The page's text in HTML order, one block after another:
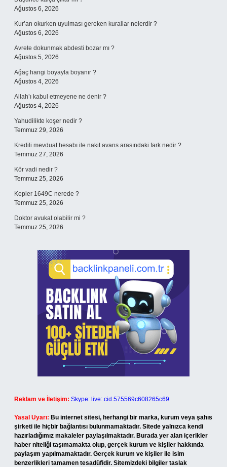
Ağustos 6, 2026
Kur’an okurken uyulması gereken kurallar nelerdir ?
Ağustos 6, 2026
Avrete dokunmak abdesti bozar mı ?
Ağustos 5, 2026
Ağaç hangi boyayla boyanır ?
Ağustos 4, 2026
Allah’ı kabul etmeyene ne denir ?
Ağustos 4, 2026
Yahudilikte koşer nedir ?
Temmuz 29, 2026
Kredili mevduat hesabı ile nakit avans arasındaki fark nedir ?
Temmuz 27, 2026
Kör vadi nedir ?
Temmuz 25, 2026
Kepler 1649C nerede ?
Temmuz 25, 2026
Doktor avukat olabilir mi ?
Temmuz 25, 2026
Reklam ve İletişim: Skype: live:.cid.575569c608265c69
Yasal Uyarı: Bu internet sitesi, herhangi bir marka, kurum veya şahıs
şirketi ile hiçbir bağlantısı bulunmamaktadır. Sitede yalnızca kendi
hazırladığımız makaleler paylaşılmaktadır. Burada yer alan içerikler
haber niteliği taşımamakta olup, gerçek kurum ve kişiler hakkında
paylaşım yapılmamaktadır. Gerçek kurum ve kişiler ile isim
benzerlikleri tamamen tesadüfidir. Sitemizdeki bilgiler taslak